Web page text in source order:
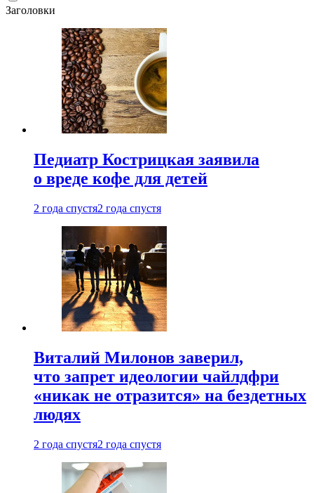
Заголовки
Педиатр Кострицкая заявила
о вреде кофе для детей
2 года спустя2 года спустя
Виталий Милонов заверил,
что запрет идеологии чайлдфри
«никак не отразится» на бездетных
людях
2 года спустя2 года спустя